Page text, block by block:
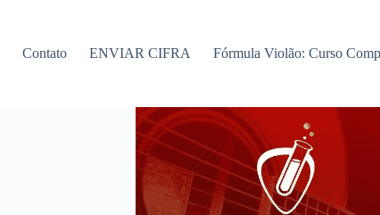
Contato ENVIAR CIFRA Fórmula Violão: Curso